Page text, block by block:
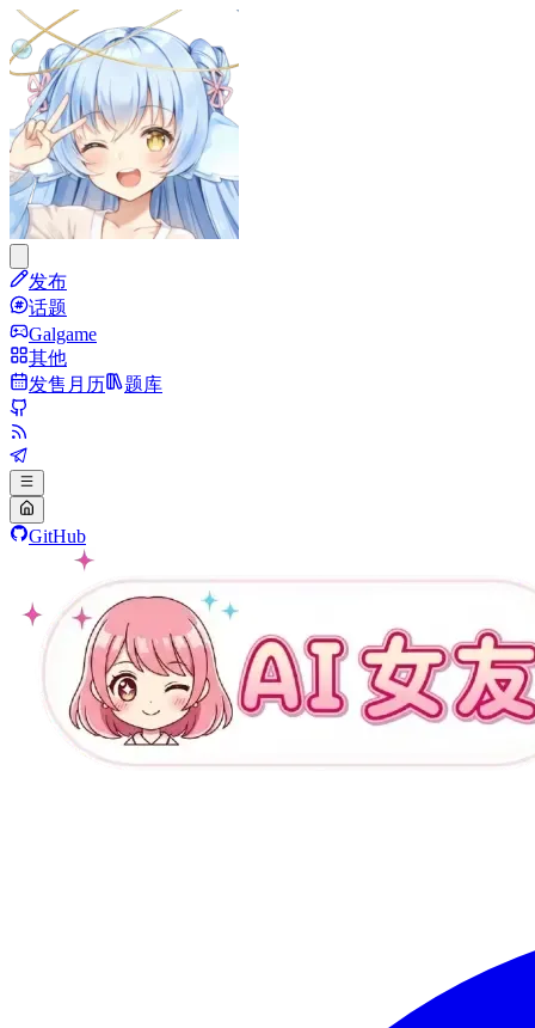
发布
话题
Galgame
其他
发售月历
题库
GitHub